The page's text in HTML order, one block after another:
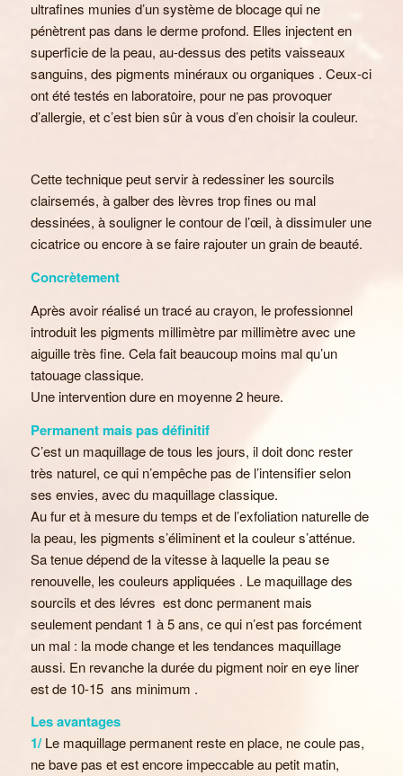
ultrafines munies d’un système de blocage qui ne
pénètrent pas dans le derme profond. Elles injectent en
superficie de la peau, au-dessus des petits vaisseaux
sanguins, des pigments minéraux ou organiques . Ceux-ci
ont été testés en laboratoire, pour ne pas provoquer
d’allergie, et c’est bien sûr à vous d’en choisir la couleur.
Cette technique peut servir à redessiner les sourcils
clairsemés, à galber des lèvres trop fines ou mal
dessinées, à souligner le contour de l’œil, à dissimuler une
cicatrice ou encore à se faire rajouter un grain de beauté.
Concrètement
Après avoir réalisé un tracé au crayon, le professionnel
introduit les pigments millimètre par millimètre avec une
aiguille très fine. Cela fait beaucoup moins mal qu’un
tatouage classique.
Une intervention dure en moyenne 2 heure.
Permanent mais pas définitif
C’est un maquillage de tous les jours, il doit donc rester
très naturel, ce qui n’empêche pas de l’intensifier selon
ses envies, avec du maquillage classique.
Au fur et à mesure du temps et de l’exfoliation naturelle de
la peau, les pigments s’éliminent et la couleur s’atténue.
Sa tenue dépend de la vitesse à laquelle la peau se
renouvelle, les couleurs appliquées . Le maquillage des
sourcils et des lévres est donc permanent mais
seulement pendant 1 à 5 ans, ce qui n’est pas forcément
un mal : la mode change et les tendances maquillage
aussi. En revanche la durée du pigment noir en eye liner
est de 10-15 ans minimum .
Les avantages
1/Le maquillage permanent reste en place, ne coule pas,
ne bave pas et est encore impeccable au petit matin,